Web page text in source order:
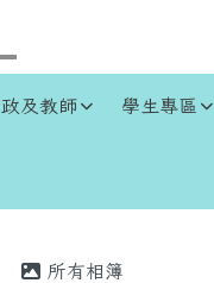
及教師 學生專區
主內容區域
所有相簿